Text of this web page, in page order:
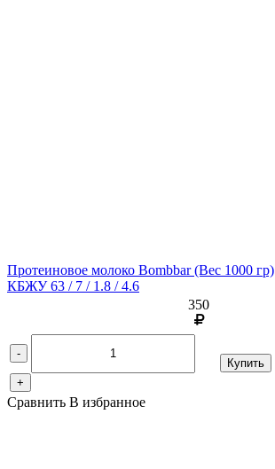
Протеиновое молоко Bombbar(Вес 1000 гр)
КБЖУ 63 / 7 / 1.8 / 4.6
350
-
+
Купить
Сравнить В избранное